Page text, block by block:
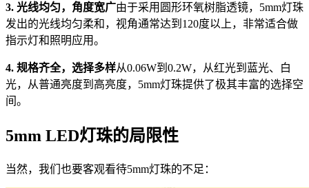
3. 光线均匀，角度宽广由于采用圆形环氧树脂透镜，5mm灯珠
发出的光线均匀柔和，视角通常达到120度以上，非常适合做
指示灯和照明应用。
4. 规格齐全，选择多样从0.06W到0.2W，从红光到蓝光、白
光，从普通亮度到高亮度，5mm灯珠提供了极其丰富的选择空
间。
5mm LED灯珠的局限性
当然，我们也要客观看待5mm灯珠的不足：